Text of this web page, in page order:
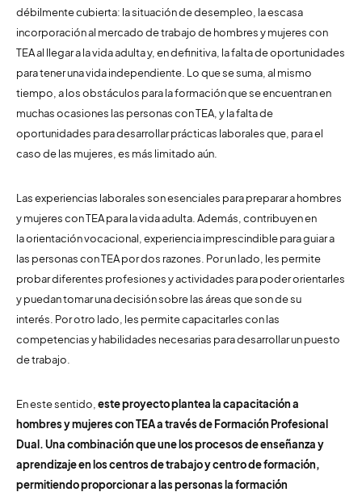
débilmente cubierta: la situación de desempleo, la escasa
incorporación al mercado de trabajo de hombres y mujeres con
TEA al llegar a la vida adulta y, en definitiva, la falta de oportunidades
para tener unavida independiente. Lo que se suma, al mismo
tiempo, a los obstáculos para la formación que se encuentran en
muchas ocasiones las personas con TEA , y la falta de
oportunidades para desarrollar prácticas laborales que, para el
caso de las mujeres, es más limitado aún.
Las experiencias laborales son esenciales para preparar a hombres
y mujeres con TEA para la vida adulta. Además, contribuyen en
laorientación vocacional, experiencia imprescindible para guiar a
las personas con TEA por dos razones. Por un lado, les permite
probardiferentes profesiones y actividades para poder orientarles
y puedan tomar una decisión sobre las áreas que son de su
interés. Por otro lado, les permite capacitarles con las
competencias y habilidades necesarias para desarrollar un puesto
de trabajo.
En este sentido, este proyecto plantea la capacitación a
hombres y mujeres con TEA a través de Formación Profesional
Dual. Una combinación que une los procesos de enseñanza y
aprendizaje en los centrosde trabajo y centro de formación,
permitiendo proporcionar a las personas la formación